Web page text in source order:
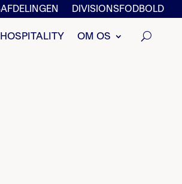
DIVISIONSFODBOLD
HOSPITALITY OM OS